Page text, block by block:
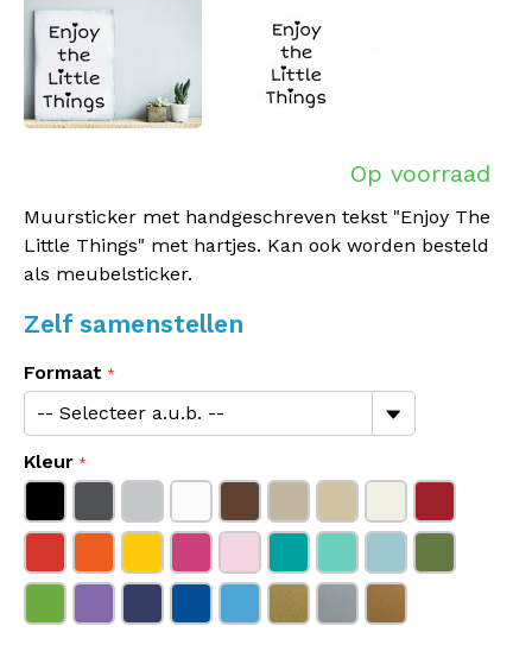
Op voorraad
Muursticker met handgeschreven tekst "Enjoy The
Little Things" met hartjes. Kan ook worden besteld
als meubelsticker.
Zelf samenstellen
Formaat
Kleur